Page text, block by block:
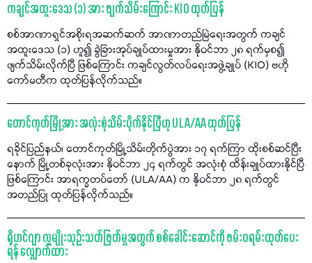
ကချင်အထူးဒေသ (၁) အား ဖျက်သိမ်းကြောင်း KIO ထုတ်ပြန်
စစ်အာဏာရှင်အစိုးရအဆက်ဆက် အာဏာတည်မြဲရေးအတွက် ကချင်
အထူးဒေသ (၁) ဟူ၍ ခွဲခြားအုပ်ချုပ်ထားမှုအား နိုဝင်ဘာ ၂၈ ရက်မှစ၍
ဖျက်သိမ်းလိုက်ပြီ ဖြစ်ကြောင်း ကချင်လွတ်လပ်ရေးအဖွဲ့ချုပ် (KIO) ဗဟို
ကော်မတီက ထုတ်ပြန်လိုက်သည်။
တောင်ကုတ်မြို့အား အလုံးစုံသိမ်းပိုက်နိုင်ပြီဟု ULA/AA ထုတ်ပြန်
ရခိုင်ပြည်နယ်၊ တောင်ကုတ်မြို့သိမ်းတိုက်ပွဲအား ၁၇ ရက်ကြာ ထိုးစစ်ဆင်ပြီး
နောက် မြို့တစ်ခုလုံးအား နိုဝင်ဘာ ၂၄ ရက်တွင် အလုံးစုံ ထိန်းချုပ်ထားနိုင်ပြီ
ဖြစ်ကြောင်း အာရက္ခတပ်တော် (ULA/AA) က နိုဝင်ဘာ ၂၈ ရက်တွင်
အတည်ပြု ထုတ်ပြန်လိုက်သည်။
ရိုဟင်ဂျာ လူမျိုးသုဉ်းသတ်ဖြတ်မှုအတွက် စစ်ခေါင်းဆောင်ကို ဖမ်းဝရမ်းထုတ်ပေး
ရန် လျှောက်ထား